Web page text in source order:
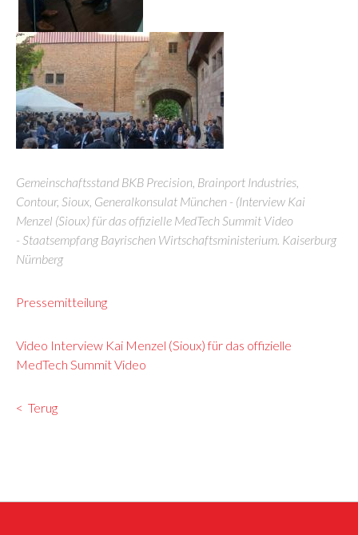
Gemeinschaftsstand BKB Precision, Brainport Industries,
Contour, Sioux, Generalkonsulat München - (Interview Kai
Menzel (Sioux) für das offizielle MedTech Summit Video
- Staatsempfang Bayrischen Wirtschaftsministerium. Kaiserburg
Nürnberg
Pressemitteilung
Video Interview Kai Menzel (Sioux) für das offizielle
MedTech Summit Video
Terug